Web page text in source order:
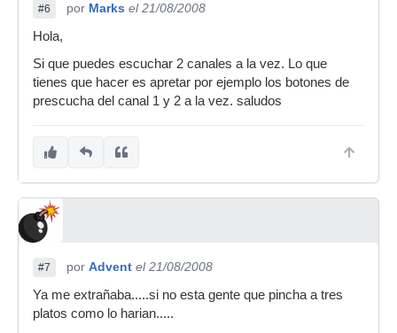
#6 por Marks el 21/08/2008
Hola,
Si que puedes escuchar 2 canales a la vez. Lo que
tienes que hacer es apretar por ejemplo los botones de
prescucha del canal 1 y 2 a la vez. saludos
#7 por Advent el 21/08/2008
Ya me extrañaba.....si no esta gente que pincha a tres
platos como lo harian.....